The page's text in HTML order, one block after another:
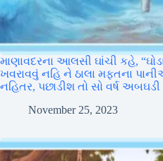
માણાવદરના આલસી ઘાંચી કહે,
ખવરાવવું નહિ ને ઠાલા મફતના
નહિતર, પછાડીશ તો સો વર્ષ
November 25, 2023